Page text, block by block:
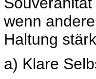
wenn
Haltung
a) Klare